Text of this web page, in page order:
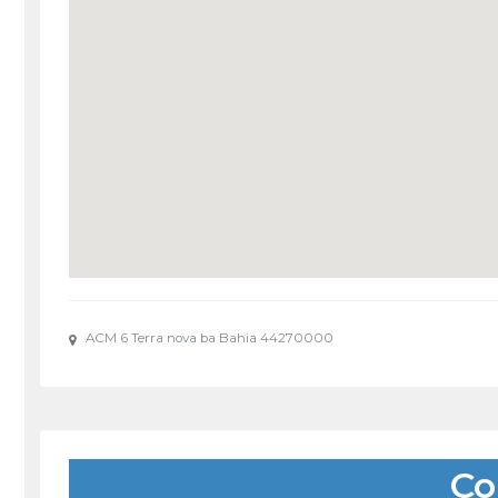
ACM 6 Terra nova ba Bahia 44270000